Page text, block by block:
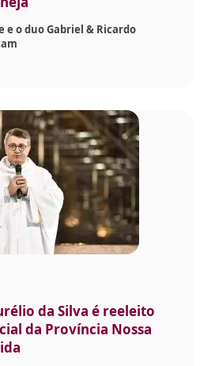
e o duo Gabriel & Ricardo
da Silva é reeleito
da Província Nossa